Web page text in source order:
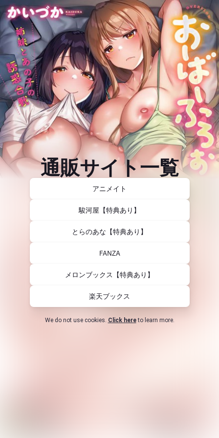
通販サイト一覧
アニメイト
駿河屋【特典あり】
とらのあな【特典あり】
FANZA
メロンブックス【特典あり】
楽天ブックス
We do not use cookies. Click here to learn more.